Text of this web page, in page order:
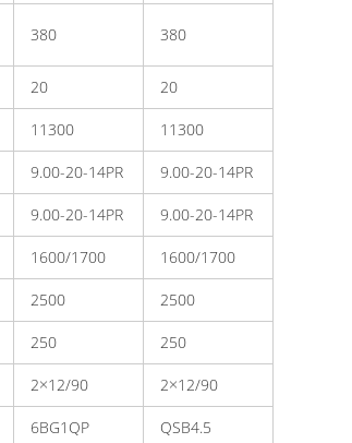
380 380
20 20
11300 11300
9.00-20-14PR 9.00-20-14PR
9.00-20-14PR 9.00-20-14PR
1600/1700 1600/1700
2500 2500
250 250
2×12/90 2×12/90
6BG1QP QSB4.5